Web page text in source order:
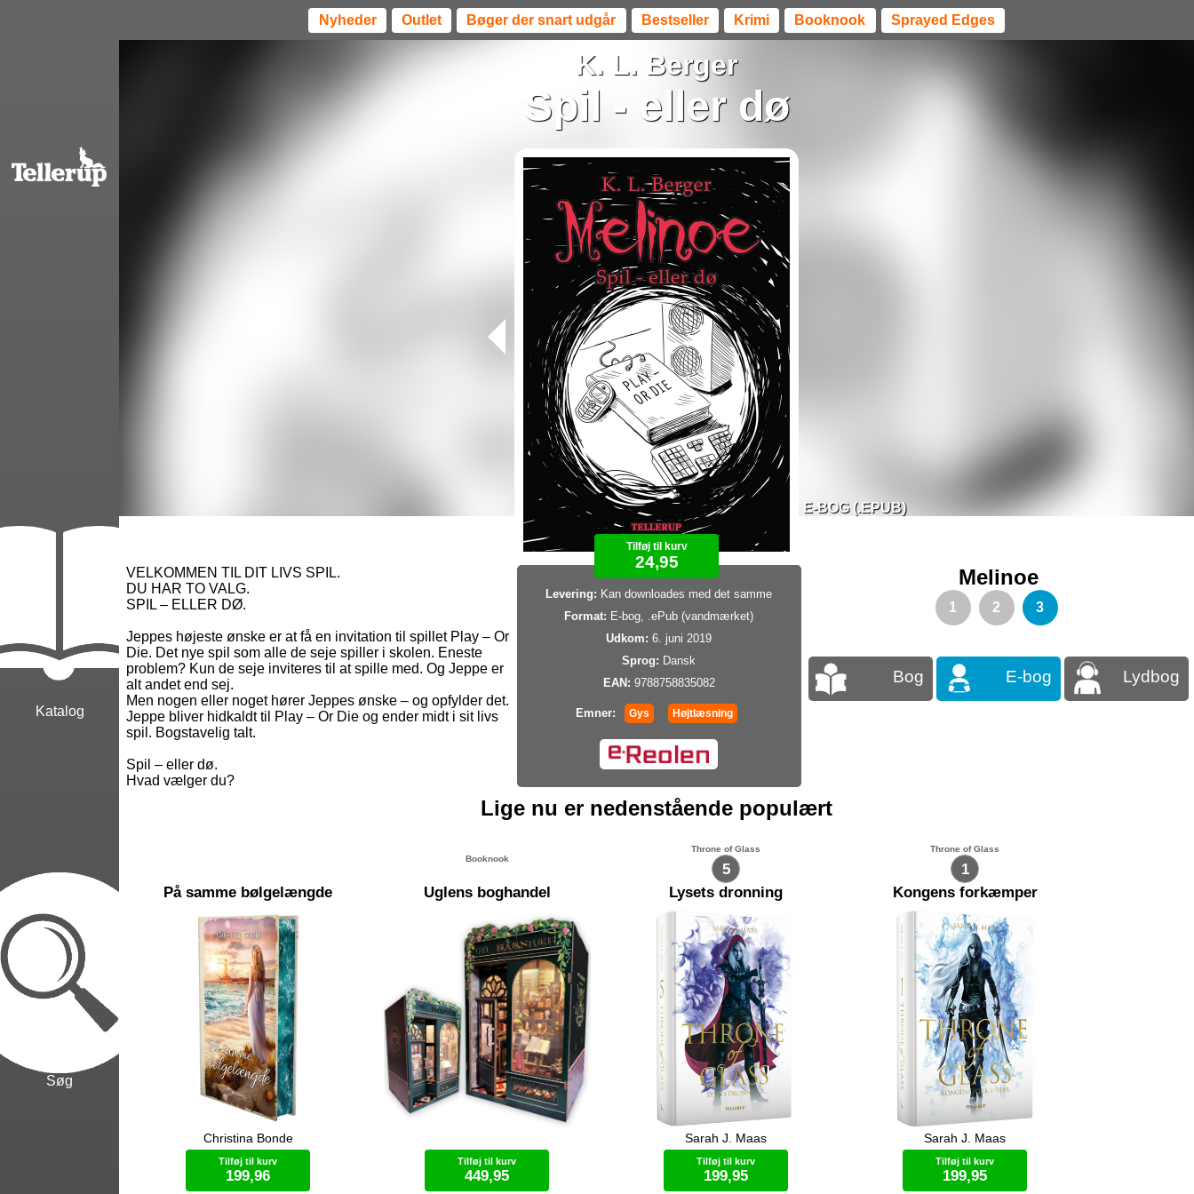
Nyheder Outlet Bøger der snart udgår Bestseller Krimi Booknook Sprayed Edges
Katalog
Søg
K. L. Berger
Spil - eller dø
E-BOG (.EPUB)
Tilføj til kurv
24,95
Levering: Kan downloades med det samme
Format: E-bog, .ePub (vandmærket)
Udkom: 6. juni 2019
Sprog: Dansk
EAN: 9788758835082
Emner: Gys Højtlæsning
VELKOMMEN TIL DIT LIVS SPIL.
DU HAR TO VALG.
SPIL – ELLER DØ.
Jeppes højeste ønske er at få en invitation til spillet Play – Or
Die. Det nye spil som alle de seje spiller i skolen. Eneste
problem? Kun de seje inviteres til at spille med. Og Jeppe er
alt andet end sej.
Men nogen eller noget hører Jeppes ønske – og opfylder det.
Jeppe bliver hidkaldt til Play – Or Die og ender midt i sit livs
spil. Bogstavelig talt.
Spil – eller dø.
Hvad vælger du?
Melinoe
1 2 3
Bog E-bog Lydbog
Lige nu er nedenstående populært
På samme bølgelængde
”Når to bølger med samme
bølgelængde mødes, kan de enten
forstærke eller svække hinanden,
afhængigt af den fase de er i.” ”Så
Christina Bonde
Tilføj til kurv
199,96
Booknook
Uglens boghandel
Booknook! En Booknook er et mini-
landskab eller miniature-rum du selv
samler. Gør dig klar til hyggelig
Tilføj til kurv
449,95
5
Throne of Glass
Lysets dronning
Aelin arbejder på en plan om at sætte
magien fri i Adarlan igen. Samtidig
skal hun finde penge til en hær, og
hvor finder man dem? Chaol har ikke
Sarah J. Maas
Tilføj til kurv
199,95
1
Throne of Glass
Kongens forkæmper
Celaena Sardothien, Adarlans
farligste snigmorder, er blevet forrådt
og afsoner nu i Endoviers saltminer.
Da kronprinsen af Adarlan opfordrer
Sarah J. Maas
Tilføj til kurv
199,95